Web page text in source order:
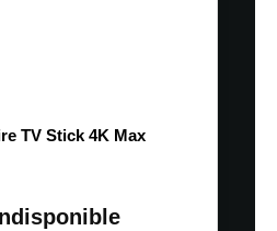
TV Stick 4K Max